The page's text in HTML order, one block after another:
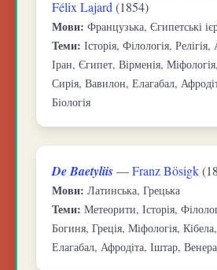
Félix Lajard (1854)
Мови: Французька, Єгипетські
Теми: Історія, Філологія,
Іран, Єгипет, Вірменія,
Сирія, Вавилон, Елагабал,
Біологія
De Baetyliis—Franz Bösigk
Мови: Латинська, Грецька
Теми: Метеорити, Історія,
Богиня, Греція, Міфологія,
Елагабал, Афродіта, Іштар,